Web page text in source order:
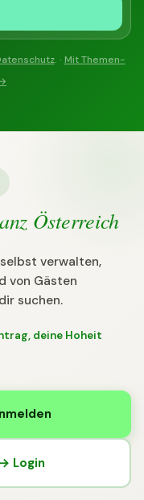
. · Mit Themen-
Österreich
verwalten,
von Gästen
suchen.
deine Hoheit
Login